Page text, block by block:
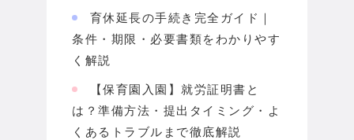
育休延長の手続き完全ガイド｜
条件・期限・必要書類をわかりやす
く解説
【保育園入園】就労証明書と
は？準備方法・提出タイミング・よ
くあるトラブルまで徹底解説